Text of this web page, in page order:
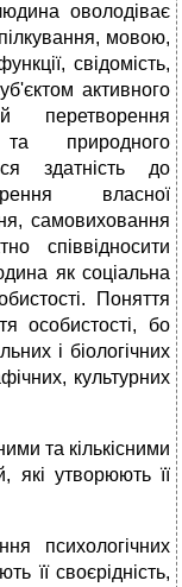
оволодіває
мовою,
свідомість,
активного
перетворення
та природного
здатність до
власної
самовиховання
співвідносити
як соціальна
Поняття
особистості, бо
і біологічних
культурних
та кількісними
які утворюють її
психологічних
її своєрідність,